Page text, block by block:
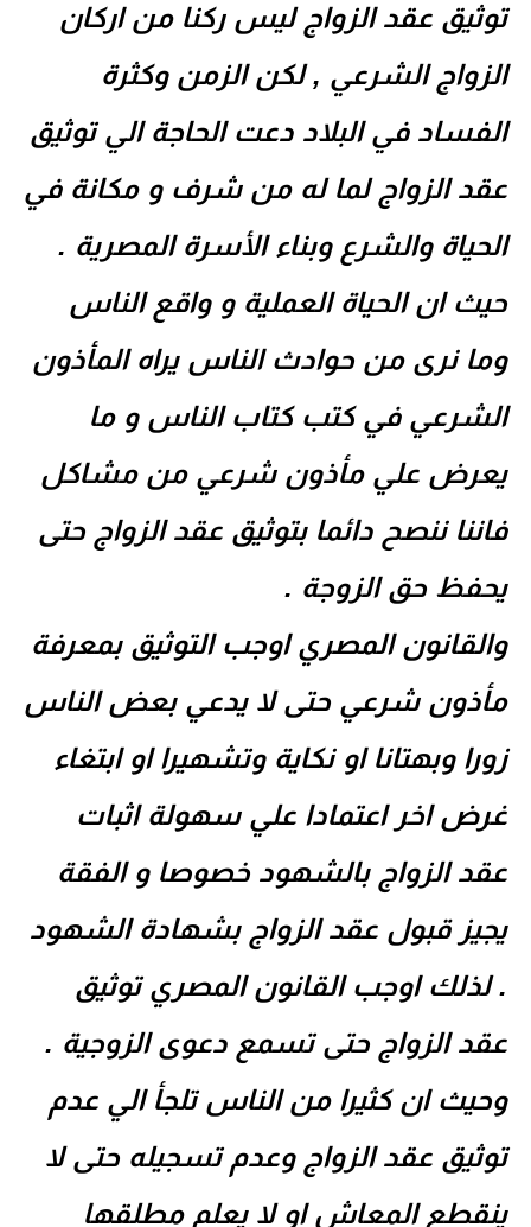
توثيق عقد الزواج ليس ركنا من اركان
الزواج الشرعي , لكن الزمن وكثرة
الفساد في البلاد دعت الحاجة الي توثيق
عقد الزواج لما له من شرف و مكانة في
الحياة والشرع وبناء الأسرة المصرية .
حيث ان الحياة العملية و واقع الناس
وما نرى من حوادث الناس يراه المأذون
الشرعي في كتب كتاب الناس و ما
يعرض علي مأذون شرعي من مشاكل
فاننا ننصح دائما بتوثيق عقد الزواج حتى
يحفظ حق الزوجة .
والقانون المصري اوجب التوثيق بمعرفة
مأذون شرعي حتى لا يدعي بعض الناس
زورا وبهتانا او نكاية وتشهيرا او ابتغاء
غرض اخر اعتمادا علي سهولة اثبات
عقد الزواج بالشهود خصوصا و الفقة
يجيز قبول عقد الزواج بشهادة الشهود
. لذلك اوجب القانون المصري توثيق
عقد الزواج حتى تسمع دعوى الزوجية .
وحيث ان كثيرا من الناس تلجأ الي عدم
توثيق عقد الزواج وعدم تسجيله حتى لا
ينقطع المعاش او لا يعلم مطلقها